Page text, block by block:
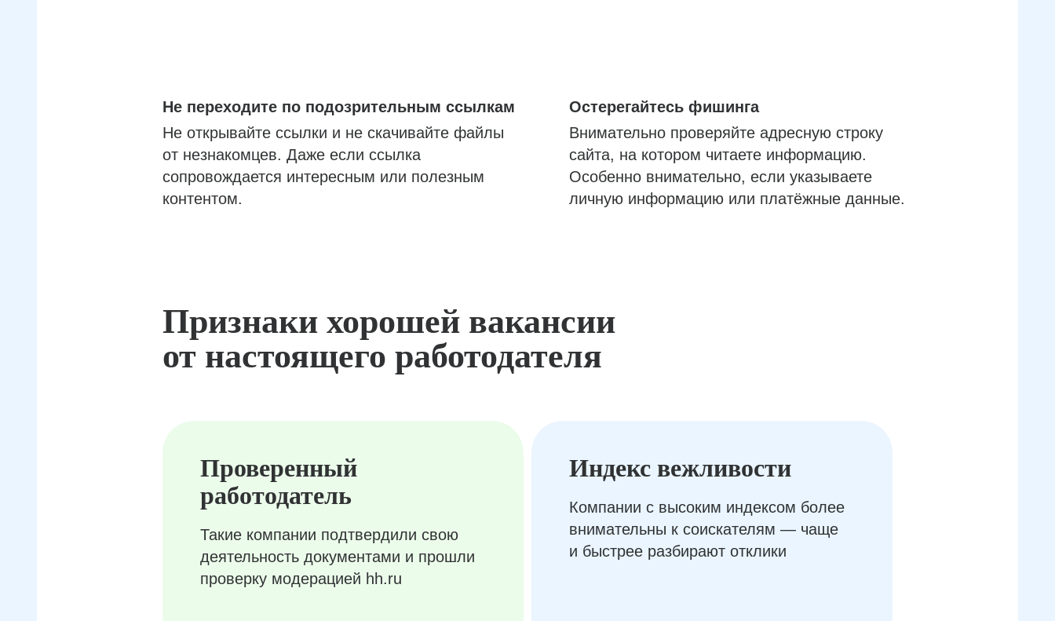
Не переходите по подозрительным ссылкам
Не открывайте ссылки и не скачивайте файлы
от незнакомцев. Даже если ссылка
сопровождается интересным или полезным
контентом.
Остерегайтесь фишинга
Внимательно проверяйте адресную строку
сайта, на котором читаете информацию.
Особенно внимательно, если указываете
личную информацию или платёжные данные.
Признаки хорошей вакансии
от настоящего работодателя
Проверенный
работодатель
Такие компании подтвердили свою
деятельность документами и прошли
проверку модерацией hh.ru
Индекс вежливости
Компании с высоким индексом более
внимательны к соискателям — чаще
и быстрее разбирают отклики